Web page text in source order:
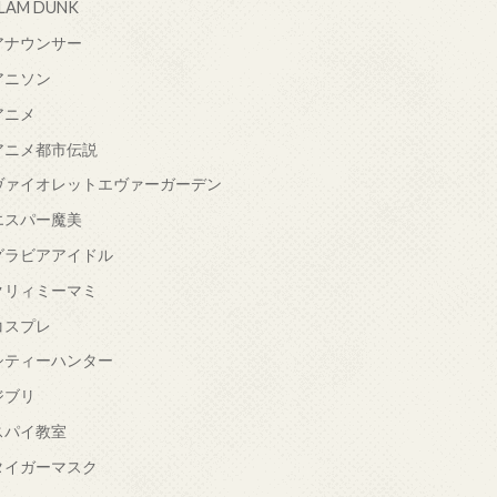
DUNK
ナウンサー
ニソン
ニメ
ニメ都市伝説
ァイオレットエヴァーガーデン
スパー魔美
ラビアアイドル
リィミーマミ
スプレ
ティーハンター
ブリ
パイ教室
イガーマスク